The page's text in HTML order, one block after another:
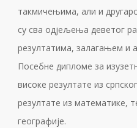
такмичењима, али и
су сва одјељења деветог
резултатима, залагањем и
Посебне дипломе за
високе резултате из
резултате из математике,
географије.